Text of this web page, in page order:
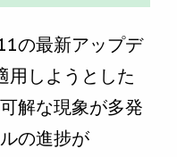
の最新アップデ
しようとした
解な現象が多発
の進捗が